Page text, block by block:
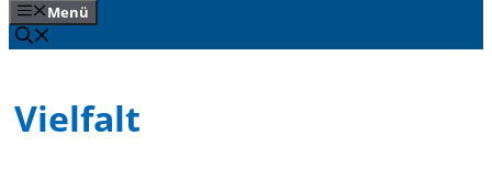
Menü
Vielfalt